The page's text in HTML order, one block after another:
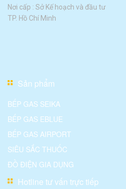
Nơi cấp : Sở Kế hoạch và đầu tư
TP. Hồ Chí Minh
Sản phẩm
BẾP GAS SEIKA
BẾP GAS EBLUE
BẾP GAS AIRPORT
SIÊU SẮC THUỐC
ĐỒ ĐIỆN GIA DỤNG
Hotline tư vấn trực tiếp